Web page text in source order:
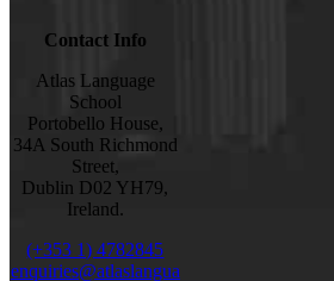
Contact Info
Atlas Language
School
Portobello House,
34A South Richmond
Street,
Dublin D02 YH79,
Ireland.
(+353 1) 4782845
enquiries@atlaslangua